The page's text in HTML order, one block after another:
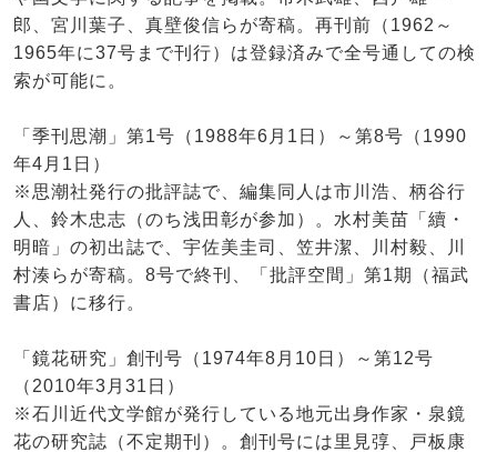
郎、宮川葉子、真壁俊信らが寄稿。再刊前（1962～
1965年に37号まで刊行）は登録済みで全号通しての検
索が可能に。
「季刊思潮」第1号（1988年6月1日）～第8号（1990
年4月1日）
※思潮社発行の批評誌で、編集同人は市川浩、柄谷行
人、鈴木忠志（のち浅田彰が参加）。水村美苗「續・
明暗」の初出誌で、宇佐美圭司、笠井潔、川村毅、川
村湊らが寄稿。8号で終刊、「批評空間」第1期（福武
書店）に移行。
「鏡花研究」創刊号（1974年8月10日）～第12号
（2010年3月31日）
※石川近代文学館が発行している地元出身作家・泉鏡
花の研究誌（不定期刊）。創刊号には里見弴、戸板康